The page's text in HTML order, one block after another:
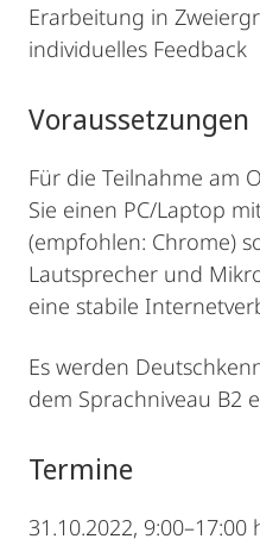
Erarbeitung in
individuelles Feedback
Voraussetzungen
Für die Teilnahme am
Sie einen PC/Laptop
(empfohlen: Chrome)
Lautsprecher und
eine stabile
Es werden
dem Sprachniveau B2
Termine
31.10.2022, 9:00–17:00